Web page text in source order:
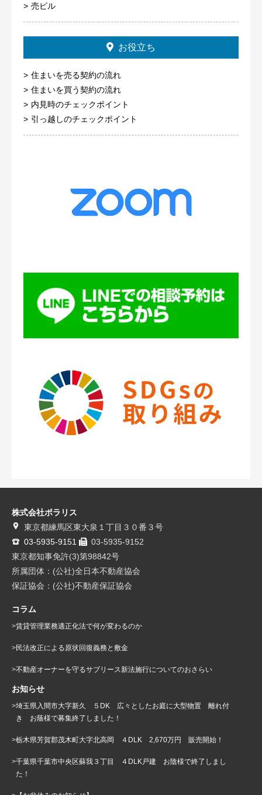
売ビル
お役立ち
住まいを売る契約の流れ
住まいを買う契約の流れ
内見時のチェックポイント
引っ越しのチェックポイント
株式会社ポラリス
東京都練馬区東大泉１丁目３０番３号
03-5935-9151
03-5935-9152
東京都知事免許(3)第98842号
所属団体：(公社)全日本不動産協会
保証協会：(公社)不動産保証協会
コラム
賃貸管理業務適正化法で何が変わるのか
民法改正による原状回復義務と敷金
不動産オーナーを守るサブリース新法施行についてのおさらい
お知らせ
埼玉県入間市大字新久 ５DK 広々としたお庭に大型物置 離れ付
き お蔭様で募集終了しました！
栃木県芳賀郡茂木町大字北高岡 ４DLK 2,670万円 販売開始！
千葉県千葉市中央区蘇我３丁目 ４DLK戸建 お陰様で終了しまし
た！